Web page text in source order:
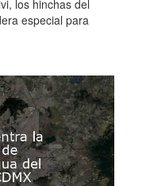
los hinchas del
especial para